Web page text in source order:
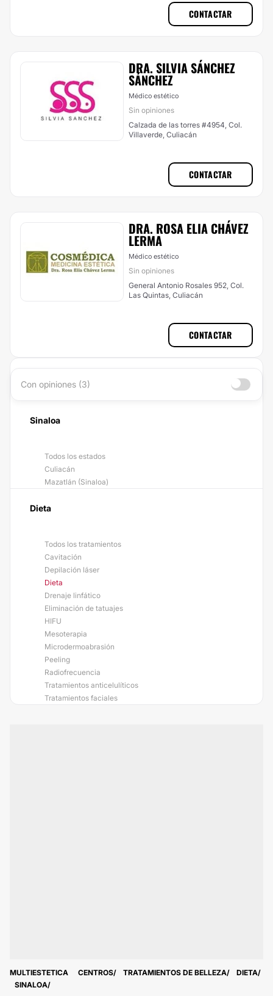
CONTACTAR
DRA. SILVIA SÁNCHEZ
SÁNCHEZ
Médico estético
Sin opiniones
Calzada de las torres #4954, Col.
Villaverde, Culiacán
CONTACTAR
DRA. ROSA ELIA CHÁVEZ
LERMA
Médico estético
Sin opiniones
General Antonio Rosales 952, Col.
Las Quintas, Culiacán
CONTACTAR
Con opiniones (3)
Sinaloa
Todos los estados
Culiacán
Mazatlán (Sinaloa)
Dieta
Todos los tratamientos
Cavitación
Depilación láser
Dieta
Drenaje linfático
Eliminación de tatuajes
HIFU
Mesoterapia
Microdermoabrasión
Peeling
Radiofrecuencia
Tratamientos anticelulíticos
Tratamientos faciales
MULTIESTETICA CENTROS TRATAMIENTOS DE BELLEZA
DIETA
SINALOA